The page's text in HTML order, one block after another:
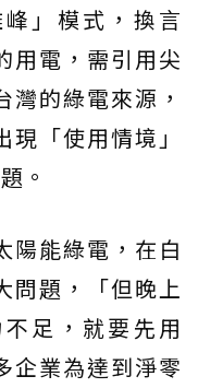
」模式，換言
用電，需引用尖
的綠電來源，
「使用情境」
。
陽能綠電，在白
問題，「但晚上
足，就要先用
企業為達到淨零